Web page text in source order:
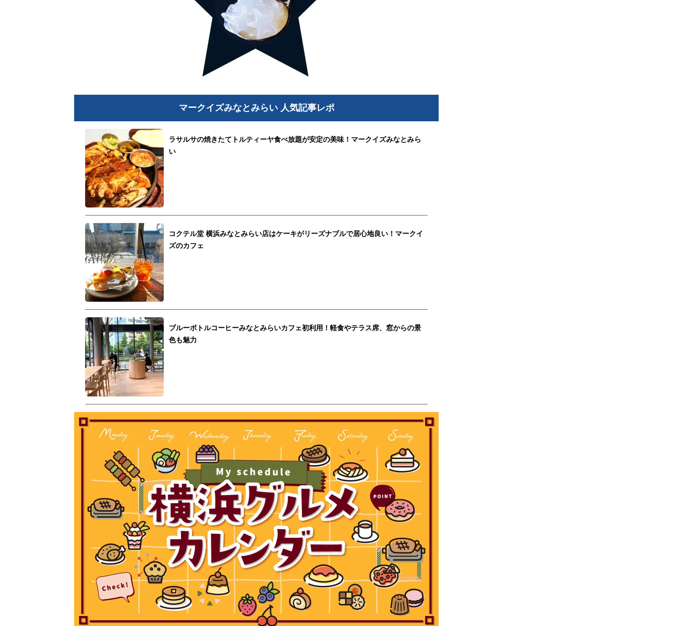
マークイズみなとみらい 人気記事レポ
ラサルサの焼きたてトルティーヤ食べ放題が安定の美味！マークイズみなとみら
い
コクテル堂 横浜みなとみらい店はケーキがリーズナブルで居心地良い！マークイ
ズのカフェ
ブルーボトルコーヒーみなとみらいカフェ初利用！軽食やテラス席、窓からの景
色も魅力